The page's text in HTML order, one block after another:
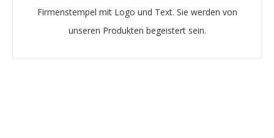
Firmenstempel mit Logo und Text. Sie werden von
unseren Produkten begeistert sein.